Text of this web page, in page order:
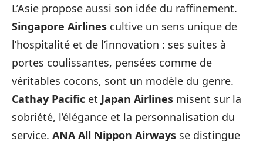
L’Asie propose aussi son idée du raffinement.
Singapore Airlines cultive un sens unique de
l’hospitalité et de l’innovation : ses suites à
portes coulissantes, pensées comme de
véritables cocons, sont un modèle du genre.
Cathay Pacific et Japan Airlines misent sur la
sobriété, l’élégance et la personnalisation du
service. ANA All Nippon Airways se distingue